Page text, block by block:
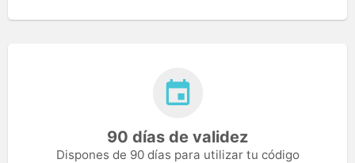
90 días de validez
Dispones de 90 días para utilizar tu código